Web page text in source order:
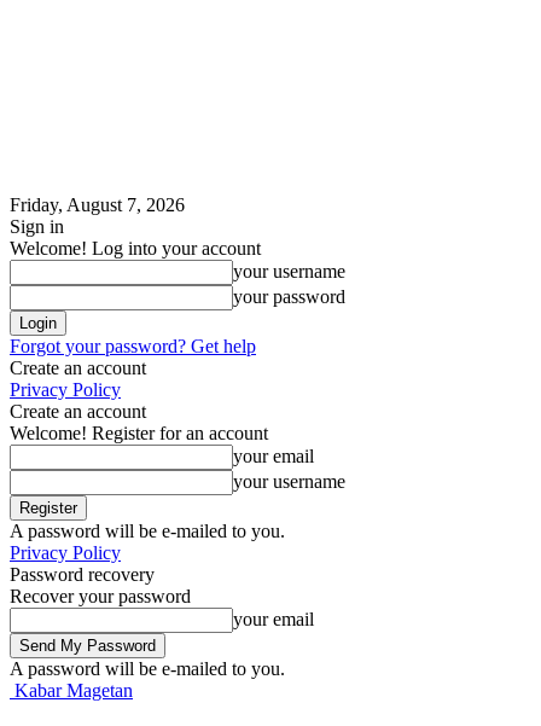
Friday, August 7, 2026
Sign in
Welcome! Log into your account
your username
your password
Forgot your password? Get help
Create an account
Privacy Policy
Create an account
Welcome! Register for an account
your email
your username
A password will be e-mailed to you.
Privacy Policy
Password recovery
Recover your password
your email
A password will be e-mailed to you.
Kabar Magetan